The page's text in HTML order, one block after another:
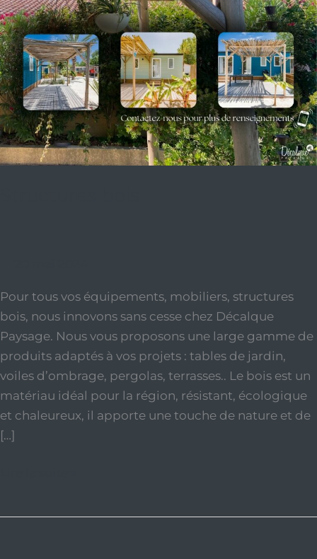
Pour tous vos équipements, mobiliers, structures
bois, nous innovons sans cesse chez Décalque
Paysage. Nous vous proposons une large gamme de
produits adaptés à vos projets : tables de jardin,
voiles d’ombrage, pergolas, terrasses.. Le bois est un
matériau idéal pour la région, résistant, écologique
et chaleureux, il apporte une touche de nature et de
[…]